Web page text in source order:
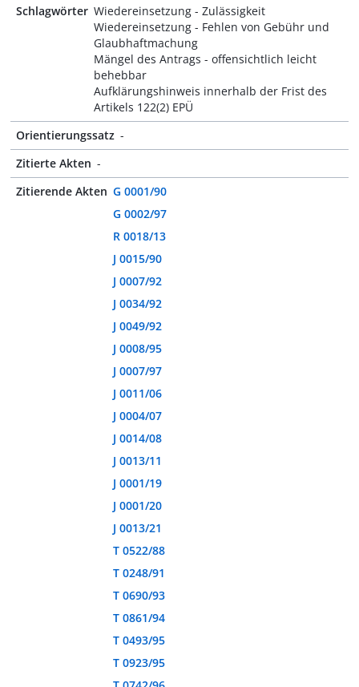
Schlagwörter Wiedereinsetzung - Zulässigkeit
Wiedereinsetzung - Fehlen von Gebühr und
Glaubhaftmachung
Mängel des Antrags - offensichtlich leicht
behebbar
Aufklärungshinweis innerhalb der Frist des
Artikels 122(2) EPÜ
Orientierungssatz -
Zitierte Akten -
Zitierende Akten G 0001/90
G 0002/97
R 0018/13
J 0015/90
J 0007/92
J 0034/92
J 0049/92
J 0008/95
J 0007/97
J 0011/06
J 0004/07
J 0014/08
J 0013/11
J 0001/19
J 0001/20
J 0013/21
T 0522/88
T 0248/91
T 0690/93
T 0861/94
T 0493/95
T 0923/95